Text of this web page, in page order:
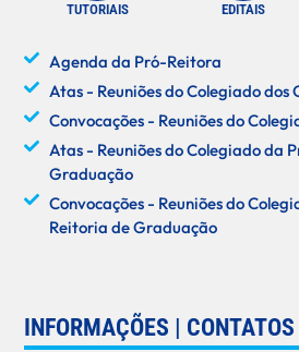
TUTORIAIS EDITAIS
Agenda da Pró-Reitora
Atas - Reuniões do Colegiado dos
Convocações - Reuniões do
Atas - Reuniões do Colegiado da
Graduação
Convocações - Reuniões do
Reitoria de Graduação
INFORMAÇÕES | CONTATOS